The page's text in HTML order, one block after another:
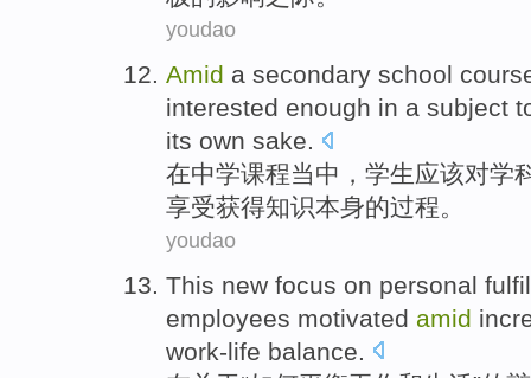
youdao
Amid a secondary school
interested enough in a subject
its own sake.
在中学课程当中， 学生应该对学
享受获得知识本身的过程。
youdao
This new focus on personal
employees motivated amid
work-life balance